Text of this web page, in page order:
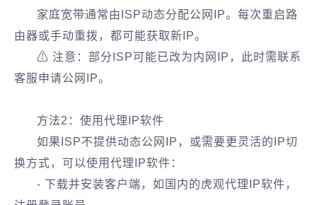
家庭宽带通常由ISP动态分配公网IP。每次重启路
由器或手动重拨，都可能获取新IP。
⚠ ‌注意‌：部分ISP可能已改为内网IP，此时需联系
客服申请公网IP。
方法2：使用代理IP软件
如果ISP不提供动态公网IP，或需要更灵活的IP切
换方式，可以使用代理IP软件：
- 下载并安装客户端，如国内的虎观代理IP软件，